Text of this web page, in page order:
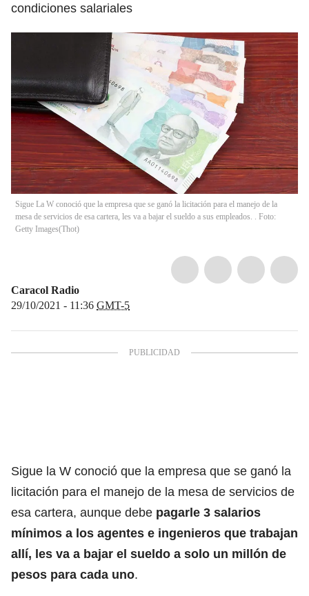
condiciones salariales
Sigue La W conoció que la empresa que se ganó la licitación para el manejo de la
mesa de servicios de esa cartera, les va a bajar el sueldo a sus empleados. . Foto:
Getty Images(Thot)
Caracol Radio
29/10/2021 - 11:36 GMT-5
Sigue la W conoció que la empresa que se ganó la
licitación para el manejo de la mesa de servicios de
esa cartera, aunque debe pagarle 3 salarios
mínimos a los agentes e ingenieros que trabajan
allí, les va a bajar el sueldo a solo un millón de
pesos para cada uno.